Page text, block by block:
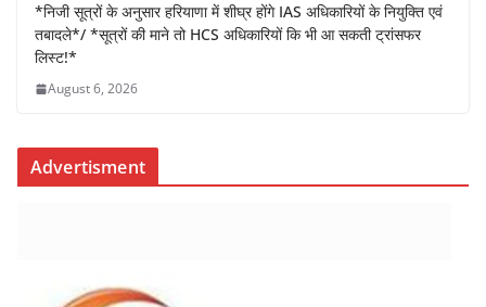
*निजी सूत्रों के अनुसार हरियाणा में शीघ्र होंगे IAS अधिकारियों के नियुक्ति एवं
तबादले*/ *सूत्रों की माने तो HCS अधिकारियों कि भी आ सकती ट्रांसफर
लिस्ट!*
August 6, 2026
Advertisment